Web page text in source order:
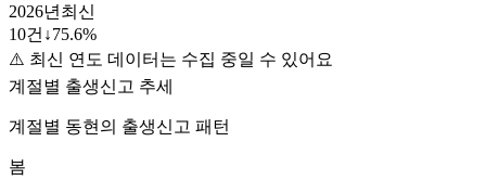
2026년 최신
10건 ↓75.6%
⚠️ 최신 연도 데이터는 수집 중일 수 있어요
계절별 출생신고 추세
계절별 동현 의 출생신고 패턴
봄